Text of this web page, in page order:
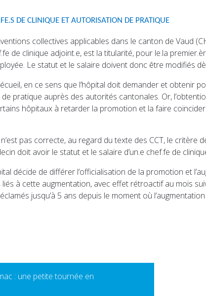
DE CLINIQUE ET AUTORISATION DE PRATIQUE
collectives applicables dans le canton de Vaud
de clinique adjoint.e, est la titularité, pour le.la
Le statut et le salaire doivent donc être modifiés
en ce sens que l’hôpital doit demander et obtenir
pratique auprès des autorités cantonales. Or,
hôpitaux à retarder la promotion et la faire
pas correcte, au regard du texte des CCT, le critère
doit avoir le statut et le salaire d’un.e chef.fe de
décide de différer l’officialisation de la promotion et
à cette augmentation, avec effet rétroactif au mois
jusqu’à 5 ans depuis le moment où
: une petite tournée en